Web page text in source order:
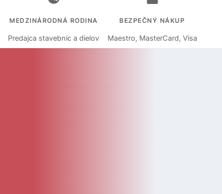
MEDZINÁRODNÁ RODINA
Predajca stavebníc a dielov
BEZPEČNÝ NÁKUP
Maestro, MasterCard, Visa